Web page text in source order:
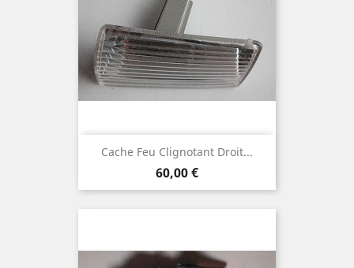
Cache Feu Clignotant Droit...
Prix
60,00 €